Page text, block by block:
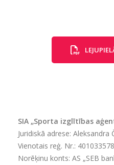
SIA „Sporta izglītības
Juridiskā adrese: Aleksandra
Vienotais reģ. Nr.:
Norēķinu konts: AS „SEB